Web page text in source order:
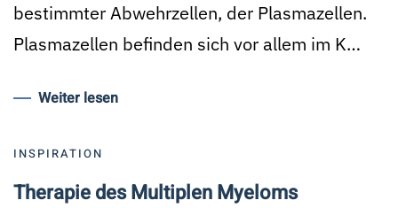
bestimmter Abwehrzellen, der Plasmazellen.
Plasmazellen befinden sich vor allem im K…
Weiter lesen
INSPIRATION
Therapie des Multiplen Myeloms